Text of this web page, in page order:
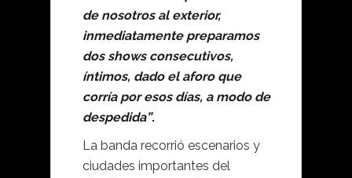
de nosotros al exterior,
inmediatamente preparamos
dos shows consecutivos,
íntimos, dado el aforo que
corría por esos días, a modo de
despedida”.
La banda recorrió escenarios y
ciudades importantes del